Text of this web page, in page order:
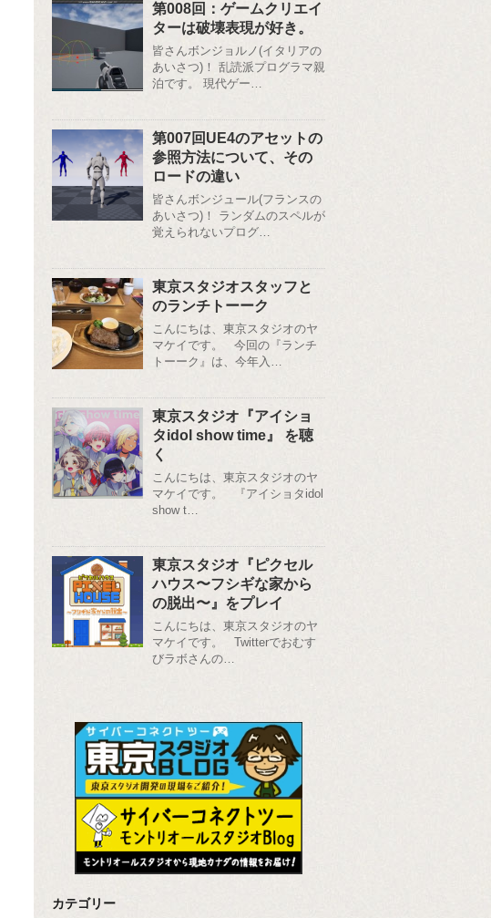
第008回：ゲームクリエイ
ターは破壊表現が好き。
皆さんボンジョルノ(イタリアの
あいさつ)！ 乱読派プログラマ親
泊です。 現代ゲー…
第007回UE4のアセットの
参照方法について、その
ロードの違い
皆さんボンジュール(フランスの
あいさつ)！ ランダムのスペルが
覚えられないプログ…
東京スタジオスタッフと
のランチトーーク
こんにちは、東京スタジオのヤ
マケイです。 今回の『ランチ
トーーク』は、今年入…
東京スタジオ『アイショ
タidol show time』 を聴
く
こんにちは、東京スタジオのヤ
マケイです。 『アイショタidol
show t…
東京スタジオ『ピクセル
ハウス〜フシギな家から
の脱出〜』をプレイ
こんにちは、東京スタジオのヤ
マケイです。 Twitterでおむす
びラボさんの…
カテゴリー